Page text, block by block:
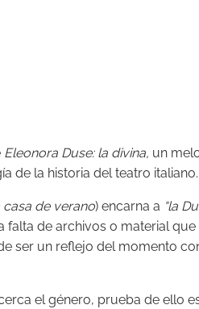
Eleonora Duse: la divina, un
de la historia del teatro italiano.
casa de verano) encarna a “la
de archivos o material
ser un reflejo del momento
el género, prueba de ello